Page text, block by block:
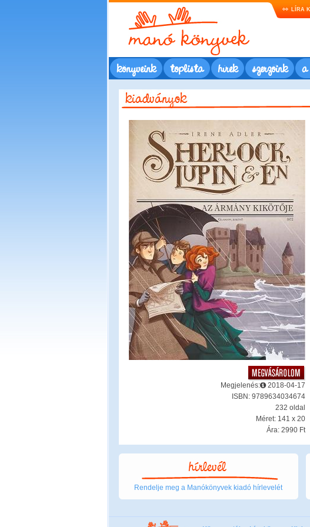
LÍRA
könyveink toplista hírek szerzőink
Megjelenés:
2018-04-17
ISBN: 9789634034674
232 oldal
Méret: 141 x 20
Ára: 2990 Ft
Rendelje meg a Manókönyvek kiadó hírlevelét